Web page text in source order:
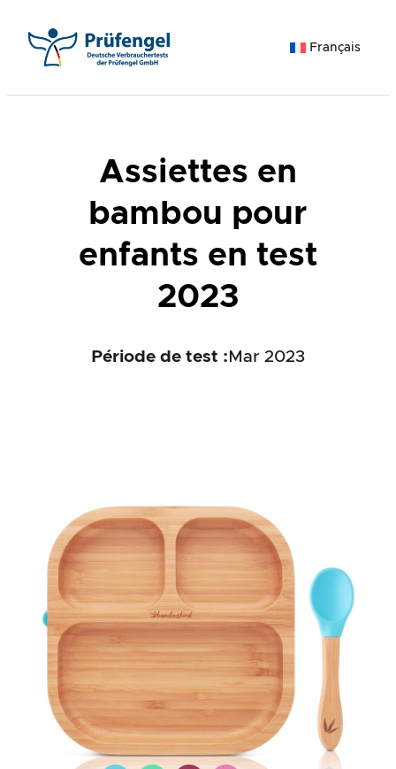
contenu
Français
Assiettes en
bambou pour
enfants en test
2023
Période de test : Mar 2023